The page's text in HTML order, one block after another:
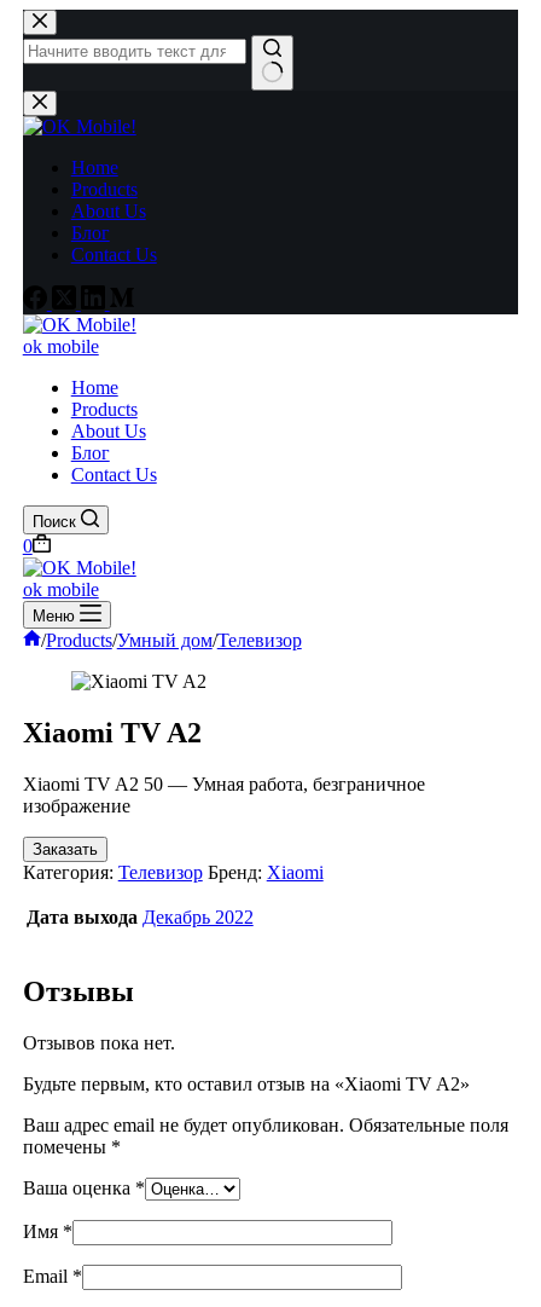
Перейти
к
сути
Ничего
не
Home
Products
About Us
Блог
Contact Us
ok mobile
Home
Products
About Us
Блог
Contact Us
Поиск
Корзина
0
ok mobile
Меню
Главная
/Products/Умный дом/Телевизор
Xiaomi TV A2
Xiaomi TV A2 50 — Умная работа, безграничное
изображение
Заказать
Категория: Телевизор Бренд: Xiaomi
Дата выхода Декабрь 2022
Отзывы
Отзывов пока нет.
Будьте первым, кто оставил отзыв на «Xiaomi TV A2»
Ваш адрес email не будет опубликован. Обязательные поля
помечены *
Ваша оценка *
Имя*
Email *